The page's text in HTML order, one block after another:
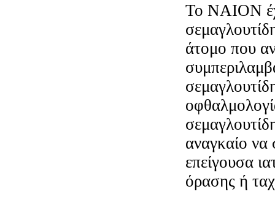
Το NAION
άτομο που
αναγκαίο να
επείγουσα
όρασης ή